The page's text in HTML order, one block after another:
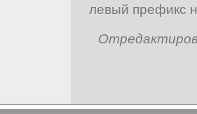
левый префикс